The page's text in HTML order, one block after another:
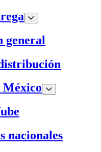
general
México
nacionales